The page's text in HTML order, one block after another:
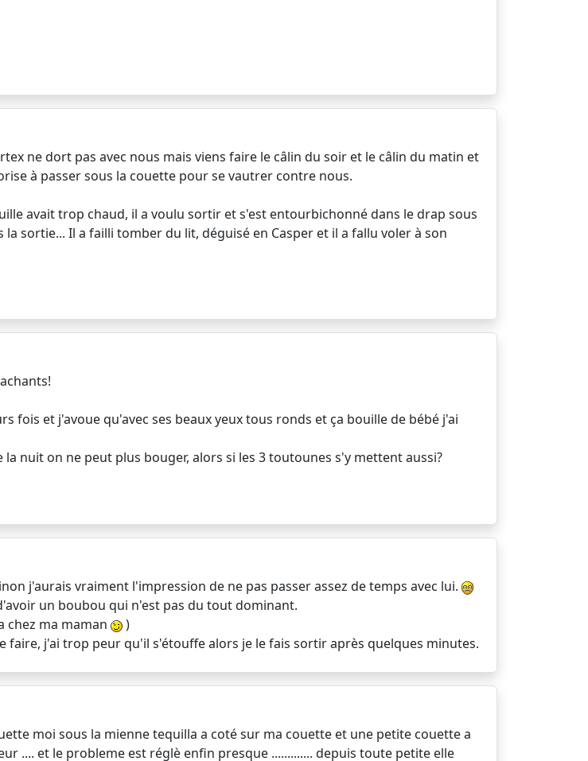
ne dort pas avec nous mais viens faire le câlin du soir et le câlin du matin et
à passer sous la couette pour se vautrer contre nous.
avait trop chaud, il a voulu sortir et s'est entourbichonné dans le drap sous
sortie... Il a failli tomber du lit, déguisé en Casper et il a fallu voler à son
fois et j'avoue qu'avec ses beaux yeux tous ronds et ça bouille de bébé j'ai
nuit on ne peut plus bouger, alors si les 3 toutounes s'y mettent aussi?
j'aurais vraiment l'impression de ne pas passer assez de temps avec lui.
un boubou qui n'est pas du tout dominant.
chez ma maman
)
faire, j'ai trop peur qu'il s'étouffe alors je le fais sortir après quelques minutes.
moi sous la mienne tequilla a coté sur ma couette et une petite couette a
.... et le probleme est réglè enfin presque ............. depuis toute petite elle